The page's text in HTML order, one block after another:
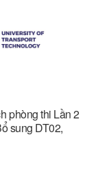
phòng thi Lần 2
sung DT02,